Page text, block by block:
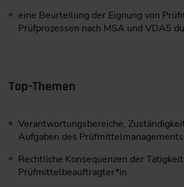
eine Beurteilung der Eignung von
Prüfprozessen nach MSA und VDA5
Top-Themen
Verantwortungsbereiche,
Aufgaben des Prüfmittelmanagements
Rechtliche Konsequenzen der
Prüfmittelbeauftragter*in